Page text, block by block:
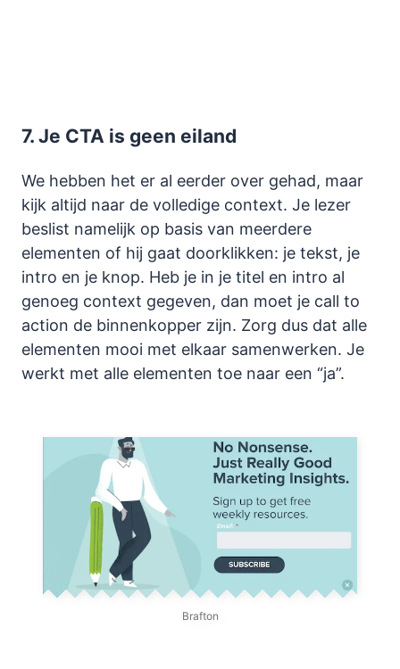
7. Je CTA is geen eiland
We hebben het er al eerder over gehad, maar
kijk altijd naar de volledige context. Je lezer
beslist namelijk op basis van meerdere
elementen of hij gaat doorklikken: je tekst, je
intro en je knop. Heb je in je titel en intro al
genoeg context gegeven, dan moet je call to
action de binnenkopper zijn. Zorg dus dat alle
elementen mooi met elkaar samenwerken. Je
werkt met alle elementen toe naar een “ja”.
Brafton